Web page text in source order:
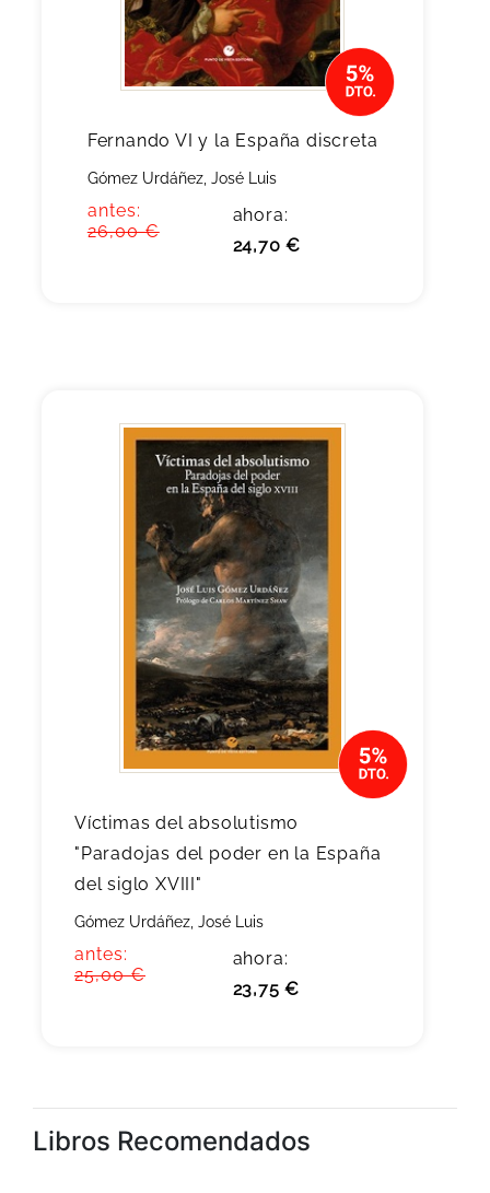
Fernando VI y la España discreta
Gómez Urdáñez, José Luis
antes:
26,00 €
ahora:
24,70 €
Víctimas del absolutismo
"Paradojas del poder en la España
del siglo XVIII"
Gómez Urdáñez, José Luis
antes:
25,00 €
ahora:
23,75 €
Libros Recomendados